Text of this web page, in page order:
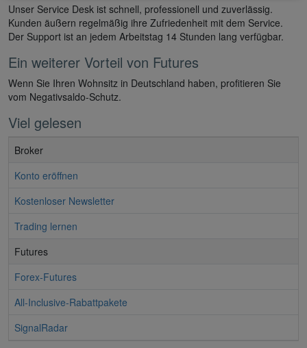
Unser Service Desk ist schnell, professionell und zuverlässig.
Kunden äußern regelmäßig ihre Zufriedenheit mit dem Service.
Der Support ist an jedem Arbeitstag 14 Stunden lang verfügbar.
Ein weiterer Vorteil von Futures
Wenn Sie Ihren Wohnsitz in Deutschland haben, profitieren Sie
vom Negativsaldo-Schutz.
Viel gelesen
Broker
Konto eröffnen
Kostenloser Newsletter
Trading lernen
Futures
Forex-Futures
All-Inclusive-Rabattpakete
SignalRadar